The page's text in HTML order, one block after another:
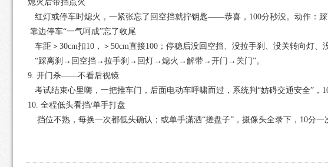
熄火后带挡点火
红灯或停车时熄火，一紧张忘了回空挡就拧钥匙——恭喜，100分秒没。动作：
靠边停车“一气呵成”忘了收尾
车距＞30cm扣10，＞50cm直接100；停稳后没回空挡、没拉手刹、没关转向
“踩离刹→回空挡→拉手刹→回灯→熄火→解带→开门→关门”。
9. 开门杀——不看后视镜
考试结束心里嗨，一把推车门，后面电动车呼啸而过，系统判“妨碍交通安全”，
10. 全程低头看挡/单手打盘
挡位不熟，每换一次都低头确认；或单手潇洒“搓盘子”，摄像头全录下，10分